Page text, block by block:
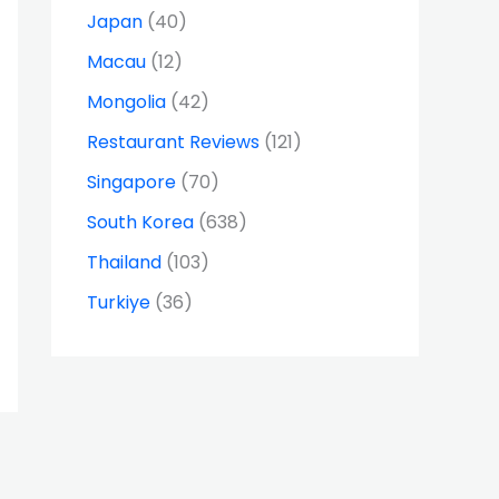
Japan (40)
Macau (12)
Mongolia (42)
Restaurant Reviews (121)
Singapore (70)
South Korea (638)
Thailand (103)
Turkiye (36)